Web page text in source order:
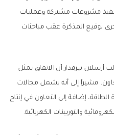
تنفيذ مشروعات مشتركة وعمليات
توقيع المذكرة عقب مباحثات
أرسلان بيرقدار أن الاتفاق يمثل
مشيراً إلى أنه يشمل مجالات
إضافة إلى التعاون في إنتاج
والتوربينات الكهربائية.